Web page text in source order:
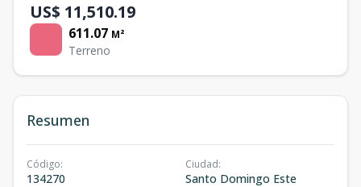
US$ 11,510.19
611.07 M²
Terreno
Resumen
Código:
134270
Ciudad:
Santo Domingo Este